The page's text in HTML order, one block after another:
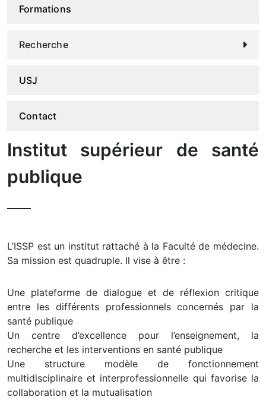
Formations
Recherche
USJ
Contact
Institut supérieur de santé
publique
L’ISSP est un institut rattaché à la Faculté de médecine.
Sa mission est quadruple. Il vise à être :
Une plateforme de dialogue et de réflexion critique
entre les différents professionnels concernés par la
santé publique
Un centre d’excellence pour l’enseignement, la
recherche et les interventions en santé publique
Une structure modèle de fonctionnement
multidisciplinaire et interprofessionnelle qui favorise la
collaboration et la mutualisation